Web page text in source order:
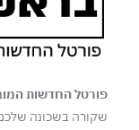
פורטל החדשות
שקורה בשכונה